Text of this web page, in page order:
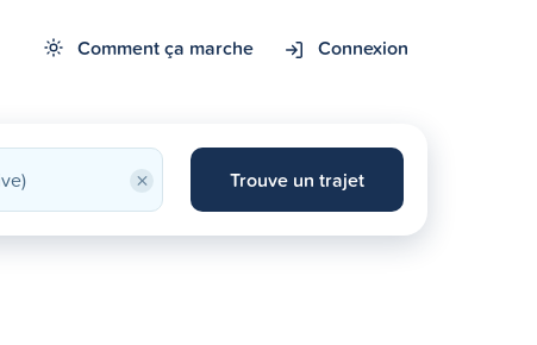
Comment ça marche Connexion
× Trouve un trajet